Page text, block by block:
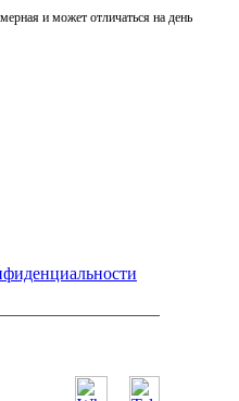
и может отличаться на день